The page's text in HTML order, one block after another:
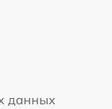
данных